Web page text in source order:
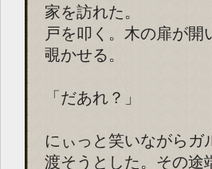
家を訪れた。
戸を叩く。木の扉が
覗かせる。
「だあれ？」
にぃっと笑いながらガ
渡そうとした。その途